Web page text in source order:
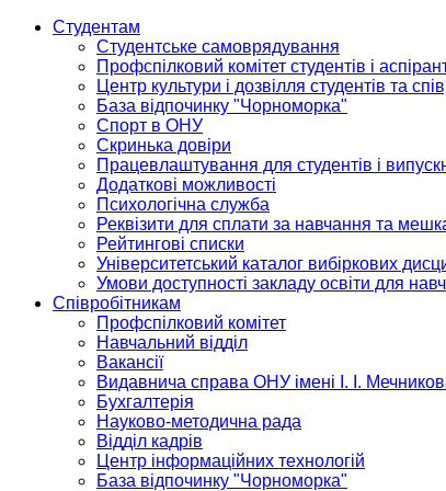
Студентам
Студентське самоврядування
Профспілковий комітет студентів і
Центр культури і дозвілля студентів та
База відпочинку "Чорноморка"
Спорт в ОНУ
Скринька довіри
Працевлаштування для студентів і
Додаткові можливості
Психологічна служба
Реквізити для сплати за навчання та
Рейтингові списки
Університетський каталог вибіркових
Умови доступності закладу освіти для
Співробітникам
Профспілковий комітет
Навчальний відділ
Вакансії
Видавнича справа ОНУ імені І. І.
Бухгалтерія
Науково-методична рада
Відділ кадрів
Центр інформаційних технологій
База відпочинку "Чорноморка"